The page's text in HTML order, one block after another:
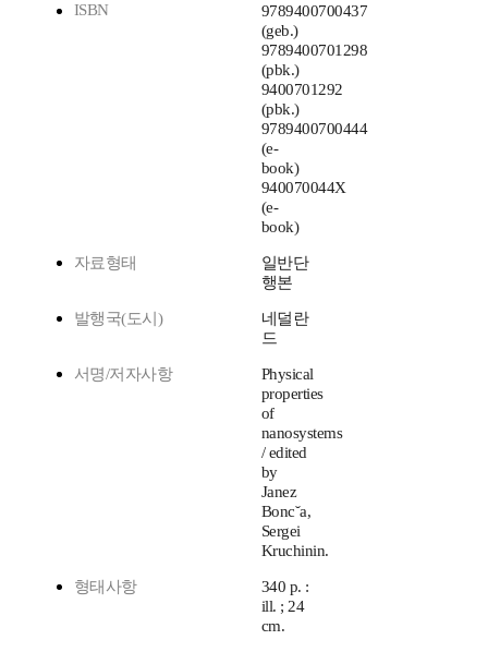
ISBN
9789400700437
(geb.)
9789400701298
(pbk.)
9400701292
(pbk.)
9789400700444
(e-
book)
940070044X
(e-
book)
자료형태
일반단
행본
발행국(도시)
네덜란
드
서명/저자사항
Physical
properties
of
nanosystems
/ edited
by
Janez
Bonc˘a,
Sergei
Kruchinin.
형태사항
340 p. :
ill. ; 24
cm.